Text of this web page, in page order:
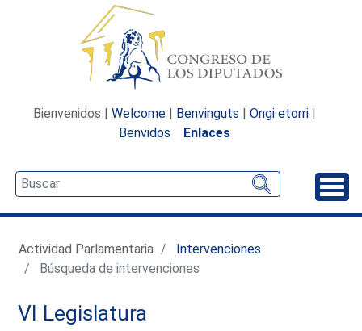
Bienvenidos | Welcome | Benvinguts | Ongi etorri |
Benvidos
Enlaces
Actividad Parlamentaria
Intervenciones
Búsqueda de intervenciones
VI Legislatura